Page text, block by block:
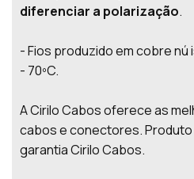
diferenciar a polarização.
- Fios produzido em cobre nú
- 70ºC.
A Cirilo Cabos oferece as
cabos e conectores. Produto
garantia Cirilo Cabos.